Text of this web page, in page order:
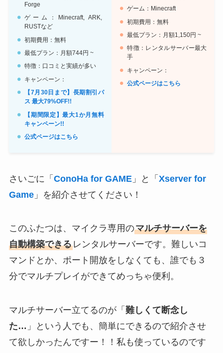
Forge
ゲーム：Minecraft, ARK,
RUSTなど
初期費用：無料
最低プラン：月額744円 ~
特徴：口コミと実績が多い
キャンペーン：
【7月30日まで】長期割引パ
ス 最大79%OFF!!
【期間限定】最大1か月無料
キャンペーン!!
公式ページはこちら
ゲーム：Minecraft
初期費用：無料
最低プラン：月額1,150円 ~
特徴：レンタルサーバー最大
手
キャンペーン：
公式ページはこちら
さいごに「 ConoHa for GAME」と「 Xserver for
Game」を紹介させてください！
このふたつは、マイクラ専用のマルチサーバーを
自動構築できるレンタルサーバーです。難しいコ
マンドとか、ポート開放をしなくても、誰でも３
分でマルチプレイができてめっちゃ便利。
マルチサーバー立てるのが「 難しくて断念し
た… 」という人でも、簡単にできるので紹介させ
て欲しかったんですー！！私も使っているのです